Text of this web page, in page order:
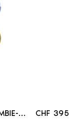
CHF 395